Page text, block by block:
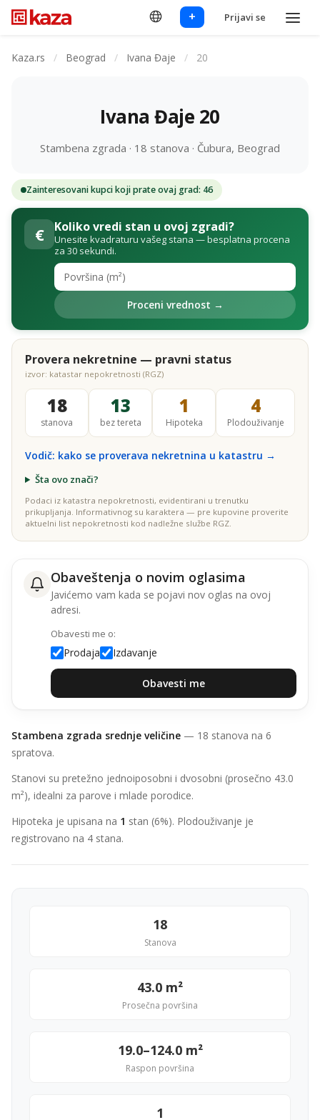
+ Prijavi se
Kaza.rs / Beograd / Ivana Đaje / 20
Ivana Đaje 20
Stambena zgrada · 18 stanova · Čubura, Beograd
Zainteresovani kupci koji prate ovaj grad: 46
€ Koliko vredi stan u ovoj zgradi?
Unesite kvadraturu vašeg stana — besplatna procena
za 30 sekundi.
Proceni vrednost →
Provera nekretnine — pravni status
izvor: katastar nepokretnosti (RGZ)
18
stanova
13
bez tereta
1
Hipoteka
4
Plodouživanje
Vodič: kako se proverava nekretnina u katastru →
Šta ovo znači?
Podaci iz katastra nepokretnosti, evidentirani u trenutku
prikupljanja. Informativnog su karaktera — pre kupovine proverite
aktuelni list nepokretnosti kod nadležne službe RGZ.
Obaveštenja o novim oglasima
Javićemo vam kada se pojavi nov oglas na ovoj
adresi.
Obavesti me o:
Prodaja Izdavanje
Obavesti me
Stambena zgrada srednje veličine — 18 stanova na 6
spratova.
Stanovi su pretežno jednoiposobni i dvosobni (prosečno 43.0
m²), idealni za parove i mlade porodice.
Hipoteka je upisana na 1 stan (6%). Plodouživanje je
registrovano na 4 stana.
18
Stanova
43.0 m²
Prosečna površina
19.0–124.0 m²
Raspon površina
1